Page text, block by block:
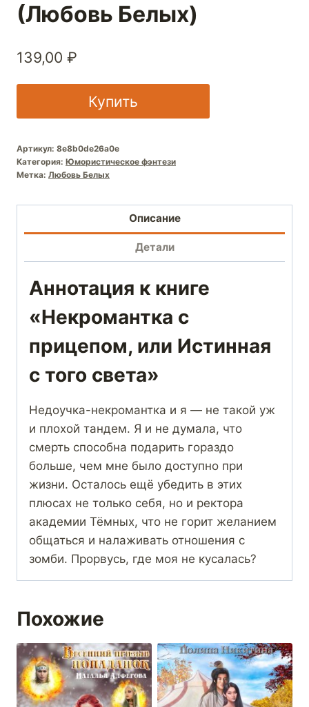
(Любовь Белых)
139,00 ₽
Купить
Артикул: 8e8b0de26a0e
Категория: Юмористическое фэнтези
Метка: Любовь Белых
Описание
Детали
Аннотация к книге
«Некромантка с
прицепом, или Истинная
с того света»
Недоучка-некромантка и я — не такой уж
и плохой тандем. Я и не думала, что
смерть способна подарить гораздо
больше, чем мне было доступно при
жизни. Осталось ещё убедить в этих
плюсах не только себя, но и ректора
академии Тёмных, что не горит желанием
общаться и налаживать отношения с
зомби. Прорвусь, где моя не кусалась?
Похожие